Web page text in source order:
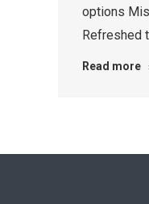
options
Refreshed
Read more